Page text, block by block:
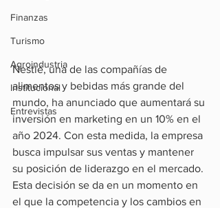
Finanzas
Turismo
Agroindustria
Institucional
Entrevistas
Nestlé, una de las compañías de
alimentos y bebidas más grande del
mundo, ha anunciado que aumentará su
inversión en marketing en un 10% en el
año 2024. Con esta medida, la empresa
busca impulsar sus ventas y mantener
su posición de liderazgo en el mercado.
Esta decisión se da en un momento en
el que la competencia y los cambios en